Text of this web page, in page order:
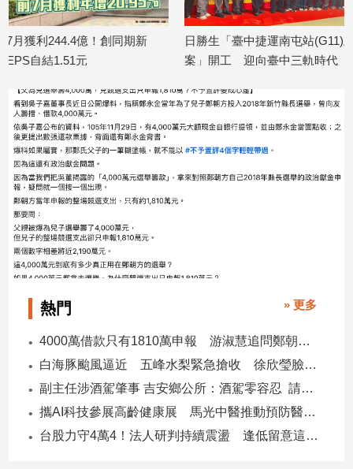
日勝生「臺中捷運南屯站(G11)土地開發
案」開工 迎向臺中三軌時代
金研院、集保、投
TISA金融教育 將辦
熱門 » 更多
4000萬借款只有1810萬申報 游淑慧追問鄭朝方：2190萬差額去哪了
白海豚颱風逼近 五峰水梨緊急搶收 徐欣瑩臉書急呼「搶救五峰水梨」
副主任涉酒駕肇事 吉安鄉公所：酒駕零容忍 請辭獲准
攜AI科技參展高齡健康展 馬光中醫推動預防醫學迎接長壽新經濟
台股力守4萬4！法人研判持續震盪 逢低留意這些族群